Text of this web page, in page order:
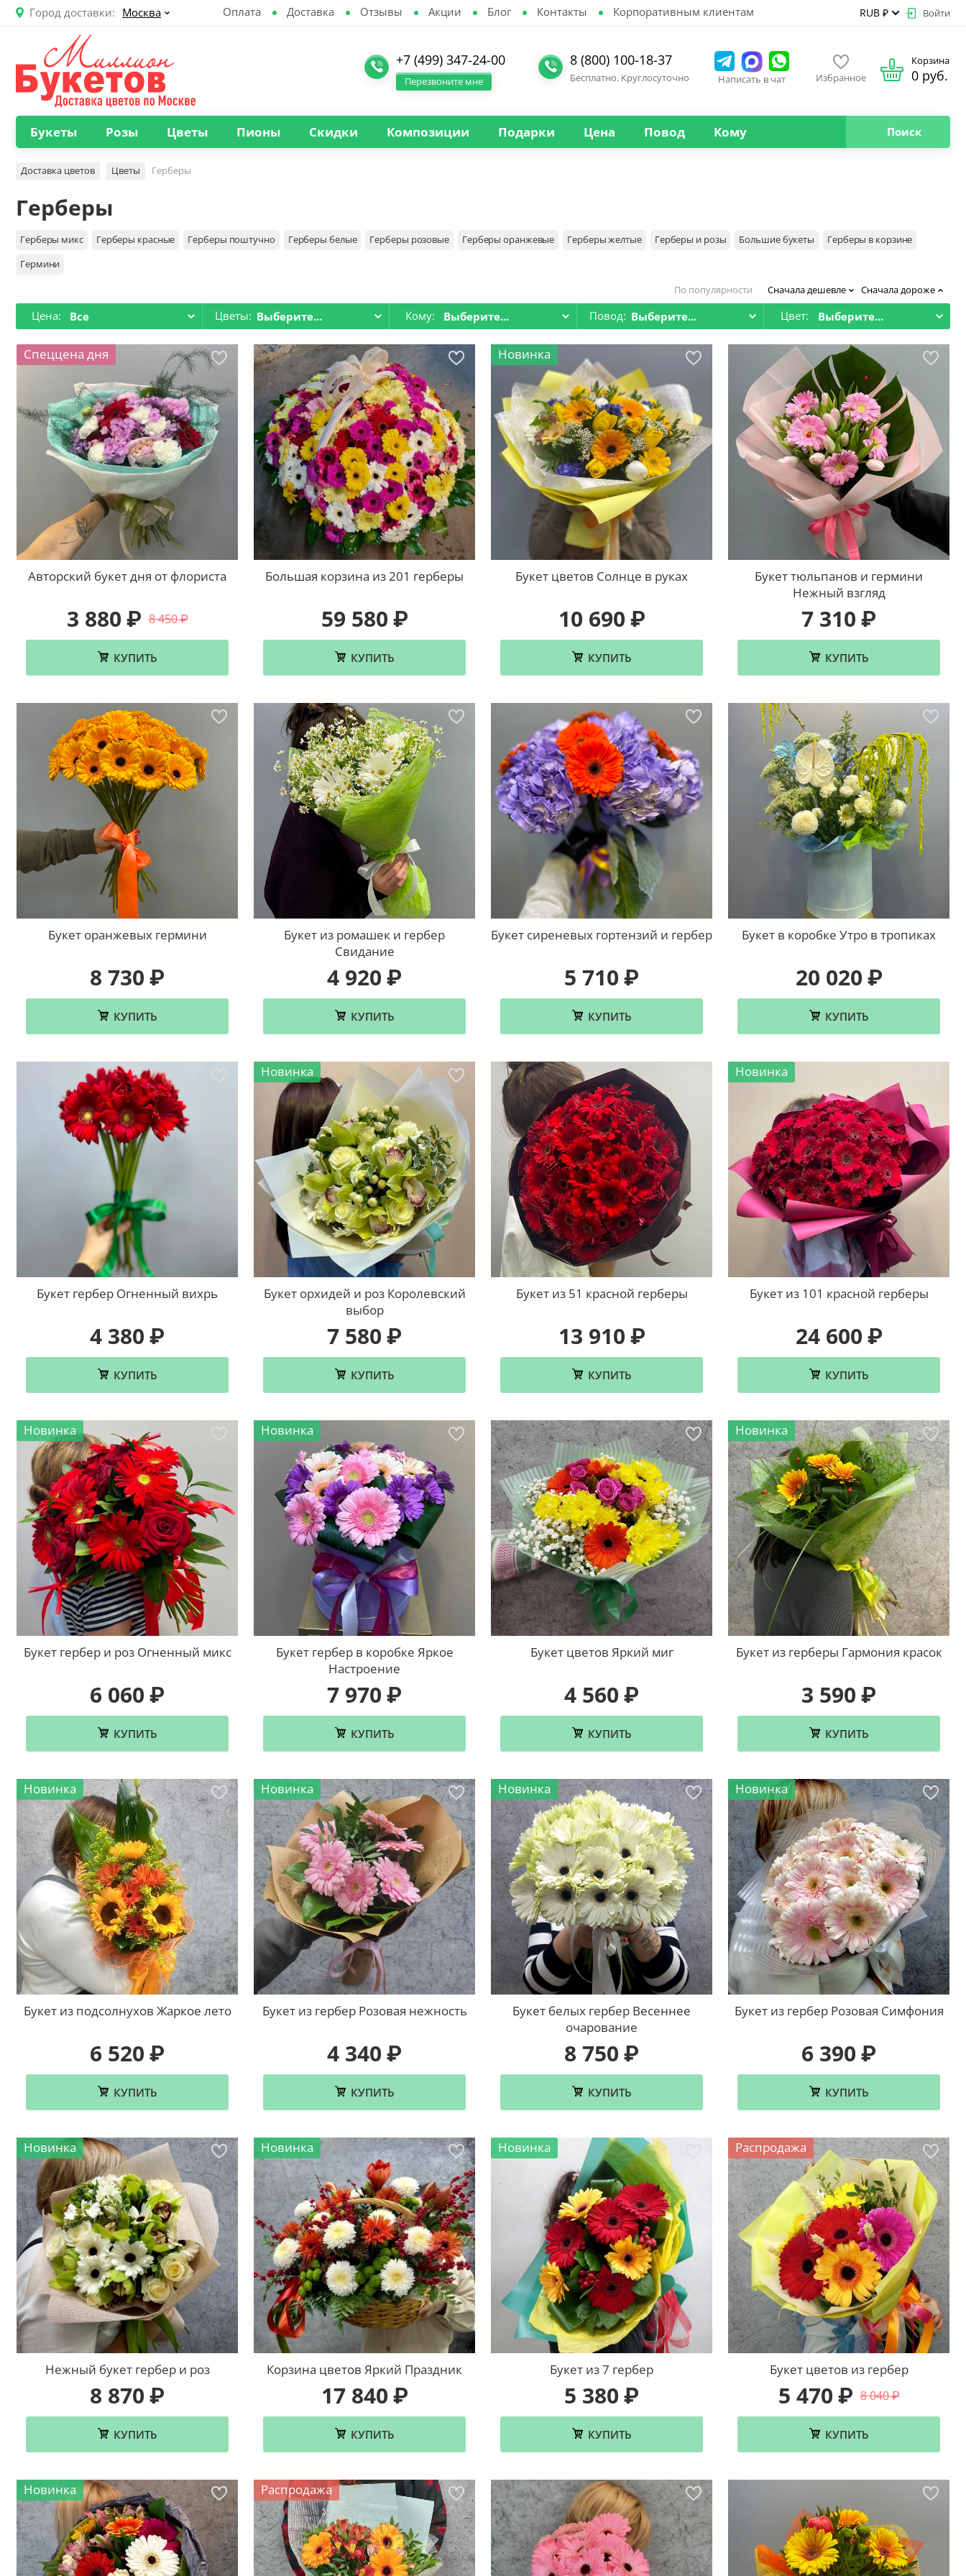
Оплата Доставка Отзывы Акции Блог Контакты Корпоративным клиентам
Город доставки: Москва RUB ₽ Войти
+7 (499) 347-24-00
Перезвоните мне
8 (800) 100-18-37
Бесплатно. Круглосуточно Написать в чат Избранное
Корзина
0 руб.
Букеты Розы Цветы Пионы Скидки Композиции Подарки Цена Повод Кому Поиск
Доставка цветов Цветы Герберы
Герберы
Герберы микс Герберы красные Герберы поштучно Герберы белые Герберы розовые Герберы оранжевые Герберы желтые Герберы и розы Большие букеты
Герберы в корзине
Гермини
По популярности
Сначала дешевле Сначала дороже
Цена: Все Цветы: Выберите... Кому: Выберите... Повод: Выберите... Цвет: Выберите...
Спеццена дня
Авторский букет дня от флориста
8 450 ₽
3 880 ₽
КУПИТЬ
Большая корзина из 201 герберы
59 580 ₽
КУПИТЬ
Новинка
Букет цветов Солнце в руках
10 690 ₽
КУПИТЬ
Букет тюльпанов и гермини
Нежный взгляд
7 310 ₽
КУПИТЬ
Букет оранжевых гермини
8 730 ₽
КУПИТЬ
Букет из ромашек и гербер
Свидание
4 920 ₽
КУПИТЬ
Букет сиреневых гортензий и гербер
5 710 ₽
КУПИТЬ
Букет в коробке Утро в тропиках
20 020 ₽
КУПИТЬ
Букет гербер Огненный вихрь
4 380 ₽
КУПИТЬ
Новинка
Букет орхидей и роз Королевский
выбор
7 580 ₽
КУПИТЬ
Букет из 51 красной герберы
13 910 ₽
КУПИТЬ
Новинка
Букет из 101 красной герберы
24 600 ₽
КУПИТЬ
Новинка
Букет гербер и роз Огненный микс
6 060 ₽
КУПИТЬ
Новинка
Букет гербер в коробке Яркое
Настроение
7 970 ₽
КУПИТЬ
Букет цветов Яркий миг
4 560 ₽
КУПИТЬ
Новинка
Букет из герберы Гармония красок
3 590 ₽
КУПИТЬ
Новинка
Букет из подсолнухов Жаркое лето
6 520 ₽
КУПИТЬ
Новинка
Букет из гербер Розовая нежность
4 340 ₽
КУПИТЬ
Новинка
Букет белых гербер Весеннее
очарование
8 750 ₽
КУПИТЬ
Новинка
Букет из гербер Розовая Симфония
6 390 ₽
КУПИТЬ
Новинка
Нежный букет гербер и роз
8 870 ₽
КУПИТЬ
Новинка
Корзина цветов Яркий Праздник
17 840 ₽
КУПИТЬ
Новинка
Букет из 7 гербер
5 380 ₽
КУПИТЬ
Распродажа
Букет цветов из гербер
8 040 ₽
5 470 ₽
КУПИТЬ
Новинка Распродажа